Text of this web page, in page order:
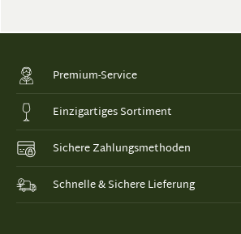
Premium-Service
Einzigartiges Sortiment
Sichere Zahlungsmethoden
Schnelle & Sichere Lieferung